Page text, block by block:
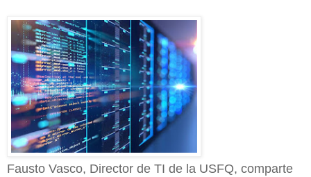
Fausto Vasco, Director de TI de la USFQ, comparte